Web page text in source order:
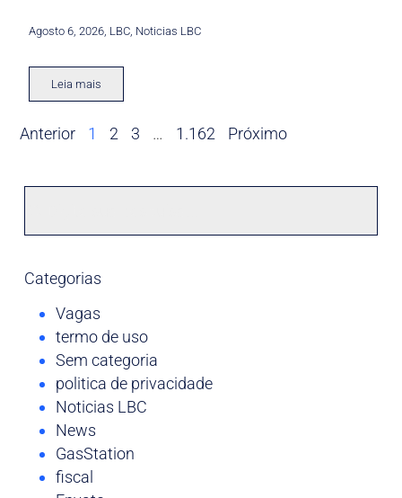
Agosto 6, 2026 LBC Noticias LBC
Leia mais
Anterior 1 2 3 … 1.162 Próximo
Categorias
Vagas
termo de uso
Sem categoria
politica de privacidade
Noticias LBC
News
GasStation
fiscal